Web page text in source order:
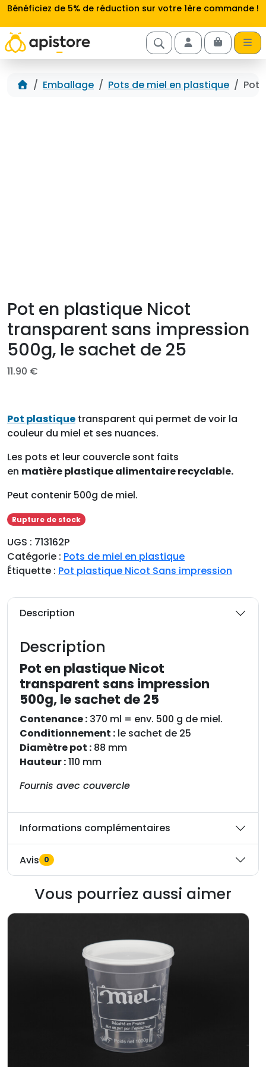
Aller au contenu
Bénéficiez de 5% de réduction sur votre 1ère commande !
Account
Cart
Accueil
Emballage Pots de miel en plastique Pot
Pot en plastique Nicot
transparent sans impression
500g, le sachet de 25
11.90 €
Pot plastique transparent qui permet de voir la
couleur du miel et ses nuances.
Les pots et leur couvercle sont faits
en matièreplastique alimentaire recyclable.
Peut contenir 500g de miel.
Rupture de stock
UGS : 713162P
Catégorie : Pots de miel en plastique
Étiquette : Pot plastique Nicot Sans impression
Description
Description
Pot en plastique Nicot
transparent sans impression
500g, le sachet de 25
Contenance : 370 ml = env. 500 g de miel.
Conditionnement : le sachet de 25
Diamètre pot : 88 mm
Hauteur :110 mm
Fournis avec couvercle
Informations complémentaires
Avis 0
Vous pourriez aussi aimer